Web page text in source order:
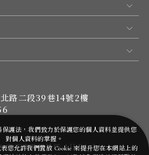
路二段39巷14號2樓
邱正宏美學診所 All Rights
護法，我們致力於保護您的個人資料並提供您
對個人資料的掌握。
您允許我們置放 Cookie 來提升您在本網站上的